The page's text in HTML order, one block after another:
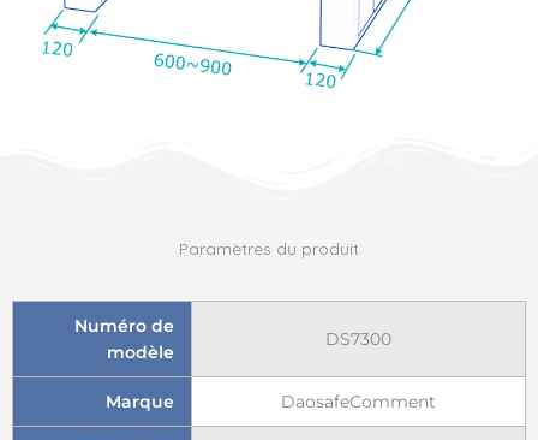
Paramètres du produit
Numéro de
modèle
DS7300
Marque DaosafeComment